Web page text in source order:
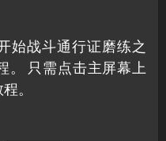
始战斗通行证磨练之
。 只需点击主屏幕上
。